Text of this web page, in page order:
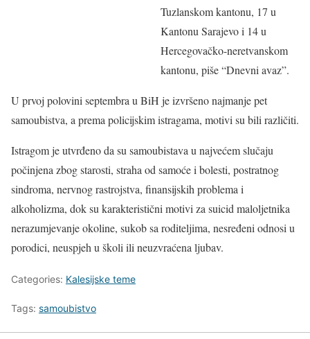
Tuzlanskom kantonu, 17 u
Kantonu Sarajevo i 14 u
Hercegovačko-neretvanskom
kantonu, piše “Dnevni avaz”.
U prvoj polovini septembra u BiH je izvršeno najmanje pet
samoubistva, a prema policijskim istragama, motivi su bili različiti.
Istragom je utvrđeno da su samoubistava u najvećem slučaju
počinjena zbog starosti, straha od samoće i bolesti, postratnog
sindroma, nervnog rastrojstva, finansijskih problema i
alkoholizma, dok su karakteristični motivi za suicid maloljetnika
nerazumjevanje okoline, sukob sa roditeljima, nesređeni odnosi u
porodici, neuspjeh u školi ili neuzvraćena ljubav.
Categories: Kalesijske teme
Tags: samoubistvo